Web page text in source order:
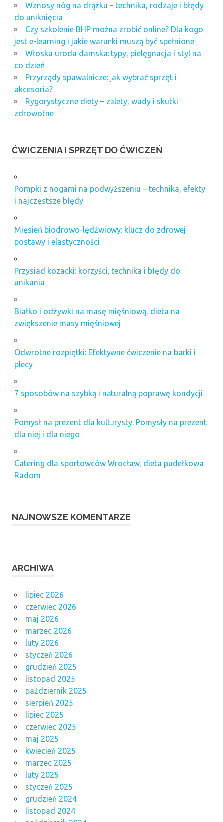
Wznosy nóg na drążku – technika, rodzaje i błędy
do uniknięcia
Czy szkolenie BHP można zrobić online? Dla kogo
jest e-learning i jakie warunki muszą być spełnione
Włoska uroda damska: typy, pielęgnacja i styl na
co dzień
Przyrządy spawalnicze: jak wybrać sprzęt i
akcesoria?
Rygorystyczne diety – zalety, wady i skutki
zdrowotne
ĆWICZENIA I SPRZĘT DO ĆWICZEŃ
Pompki z nogami na podwyższeniu – technika, efekty
i najczęstsze błędy
Mięsień biodrowo-lędźwiowy: klucz do zdrowej
postawy i elastyczności
Przysiad kozacki: korzyści, technika i błędy do
unikania
Białko i odżywki na masę mięśniową, dieta na
zwiększenie masy mięśniowej
Odwrotne rozpiętki: Efektywne ćwiczenie na barki i
plecy
7 sposobów na szybką i naturalną poprawę kondycji
Pomysł na prezent dla kulturysty. Pomysły na prezent
dla niej i dla niego
Catering dla sportowców Wrocław, dieta pudełkowa
Radom
NAJNOWSZE KOMENTARZE
ARCHIWA
lipiec 2026
czerwiec 2026
maj 2026
marzec 2026
luty 2026
styczeń 2026
grudzień 2025
listopad 2025
październik 2025
sierpień 2025
lipiec 2025
czerwiec 2025
maj 2025
kwiecień 2025
marzec 2025
luty 2025
styczeń 2025
grudzień 2024
listopad 2024